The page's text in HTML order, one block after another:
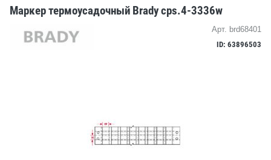
Маркер термоусадочный Brady cps.4-3336w
Арт. brd68401
ID: 63896503